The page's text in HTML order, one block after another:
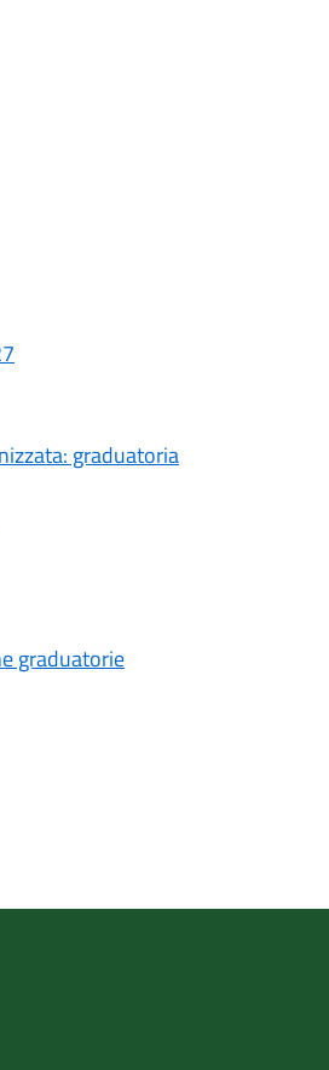
graduatoria
graduatorie